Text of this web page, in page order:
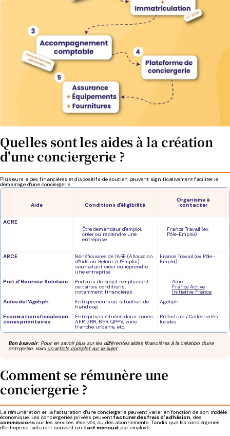
Quelles sont les aides à la création
d'une conciergerie ?
Plusieurs aides financières et dispositifs de soutien peuvent significativement faciliter le
démarrage d'une conciergerie :
Aide Conditions d'éligibilité
Organisme à
contacter
ACRE
Être demandeur d'emploi,
créer ou reprendre une
entreprise
France Travail (ex
Pôle-Emploi)
ARCE Bénéficiaires de l'ARE (Allocation
d'Aide au Retour à l'Emploi)
souhaitant créer ou reprendre
une entreprise
France Travail (ex Pôle-
Emploi)
Prêt d'Honneur Solidaire Porteurs de projet remplissant
certaines conditions,
notamment financières
Adie
France Active
Initiative France
Aides de l'Agefiph
Entrepreneurs en situation de
handicap
Agefiph
Exonérations fiscales en
zones prioritaires
Entreprises situées dans zones
AFR, ZRR, BER, QPPV, zone
franche urbaine, etc.
Préfecture / Collectivités
locales
Bon à savoir: Pour en savoir plus sur les différentes aides financières à la création d'une
entreprise, voiciun article complet sur le sujet.
Comment se rémunère une
conciergerie ?
La rémunération et la facturation d'une conciergerie peuvent varier en fonction de son modèle
économique. Les conciergeries privées peuventfacturer des frais d'adhésion, des
commissions sur les services réservés, ou des abonnements. Tandis que les conciergeries
d'entreprise facturent souvent un tarif mensuel par employé.